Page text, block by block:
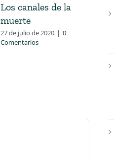
Los canales de la
muerte
27 de julio de 2020 | 0
Comentarios